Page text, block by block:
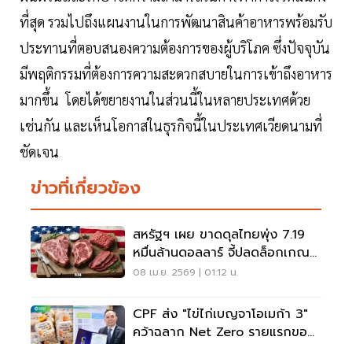
ที่สุด รวมไปถึงแผนงานในการพัฒนาสินค้าอาหารพร้อมรับ
ประทานที่ตอบสนองความต้องการของผู้บริโภค ซึ่งปัจจุบัน
มีพฤติกรรมที่ต้องการความสะดวกสบายในการเข้าถึงอาหาร
มากขึ้น โดยได้ขยายงานในส่วนนี้ในหลายประเทศด้วย
เช่นกัน และเห็นโอกาสในธุรกิจนี้ในประเทศเวียดนามที่
ชัดเจน
ข่าวที่เกี่ยวข้อง
สหรัฐฯ เผย ขาดดุลไทยพุ่ง 7.19
หมื่นล้านดอลลาร์ จี้ปลดล็อกเกณฑ์
นำเข้าเนื้อสัตว์
08 เม.ย. 2569 | 01:12 น.
CPF ส่ง "ไข่ไก่เบญจาโอเมก้า 3"
คว้าฉลาก Net Zero รายแรกของ